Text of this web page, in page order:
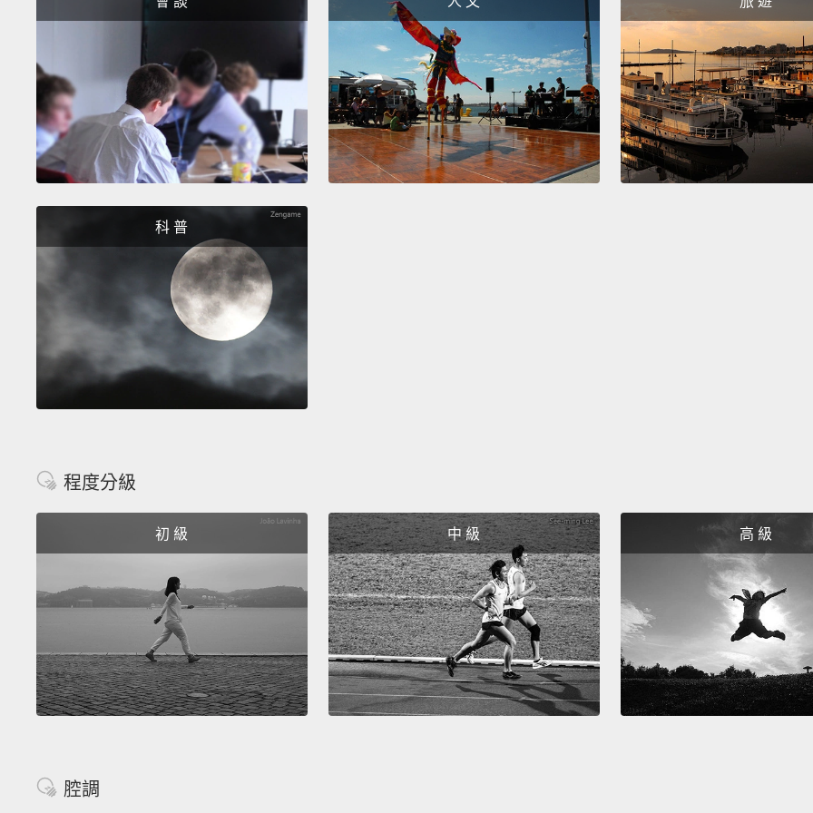
科 普
程度分級
初 級 中 級 高 級
腔調